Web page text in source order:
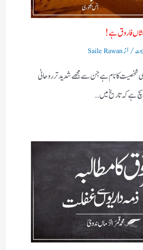
فاروق ہے!
/ ازSaile Rawan
شخصیت کا نام ہے جن سے مجھے شدید تر روحانی
ہے کہ تاریخ میں…